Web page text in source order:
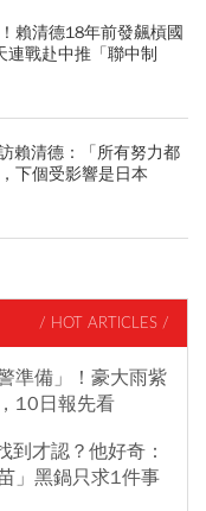
賴清德18年前發飆槓國
連戰赴中推「聯中制
賴清德：「所有努力都
下個受影響是日本
/ HOT ARTICLES /
準備」！豪大雨紫
10日報先看
才認？他好奇：
」黑鍋只求1件事